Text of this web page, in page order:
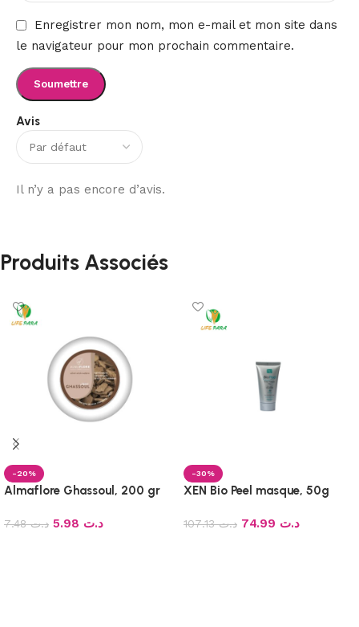
Avis
Il n’y a pas encore d’avis.
Enregistrer mon nom, mon e-mail et mon site dans
le navigateur pour mon prochain commentaire.
Produits Associés
-20%
Almaflore Ghassoul, 200 gr
د.ت7.48 د.ت
-30%
XEN Bio Peel masque, 50g
د.ت107.13 د.ت